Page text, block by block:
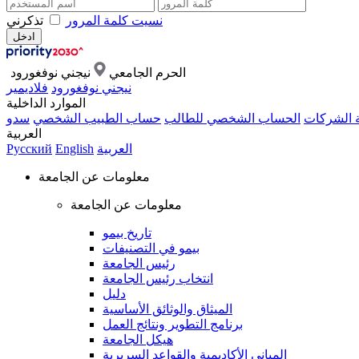
نسيت كلمة المرور تذكرني
الحرم الجامعي
نيجني نوفغورود
نيجني نوفغورود فلاديمير
الموارد الداخلية
الشركات الحساب الشخصي للطالب حساب الطبيب الشخصي سدو
العربية
Русский English العربية
معلومات عن الجامعة
معلومات عن الجامعة
تاريخ بيمو
بيمو في التصنيفات
رئيس الجامعة
انتخاب رئيس الجامعة
دليل
الميثاق والوثائق الأساسية
برنامج التطوير ونتائج العمل
هيكل الجامعة
المباني الأكاديمية والقواعد السريرية